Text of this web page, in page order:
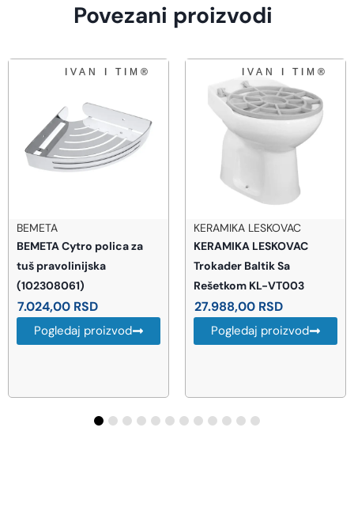
Povezani proizvodi
BEMETA
BEMETA Cytro polica za
tuš pravolinijska
(102308061)
7.024,00 RSD
Pogledaj proizvod
KERAMIKA LESKOVAC
KERAMIKA LESKOVAC
Trokader Baltik Sa
Rešetkom KL-VT003
27.988,00 RSD
Pogledaj proizvod